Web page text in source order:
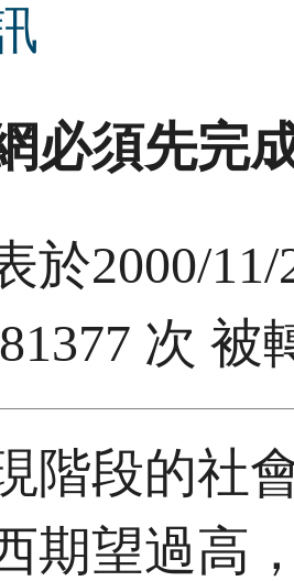
必須先完
於2000/11/
次 被
階段的社
期望過高